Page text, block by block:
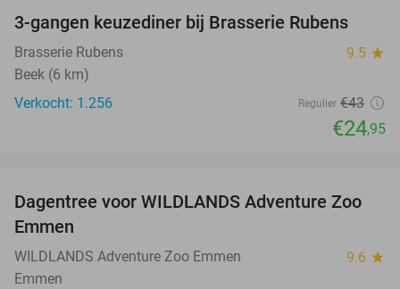
42%
3-gangen keuzediner bij Brasserie Rubens
Brasserie Rubens 9.5 star
Beek (6 km)
Verkocht: 1.256
Regulier €43
€24,95
24%
Dagentree voor WILDLANDS Adventure Zoo
Emmen
WILDLANDS Adventure Zoo Emmen 9.6 star
Emmen